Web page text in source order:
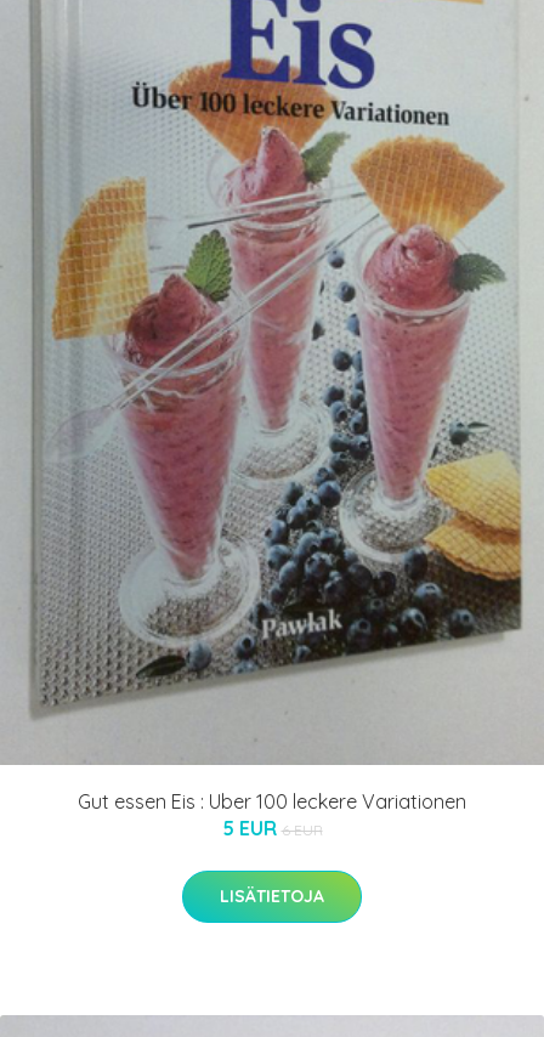
Gut essen Eis : Uber 100 leckere Variationen
5 EUR 6 EUR
LISÄTIETOJA